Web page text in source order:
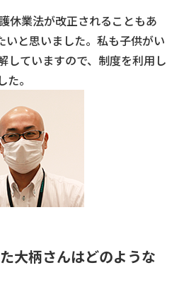
休業法が改正されることもあ
いと思いました。私も子供がい
していますので、制度を利用し
。
大柄さんはどのような